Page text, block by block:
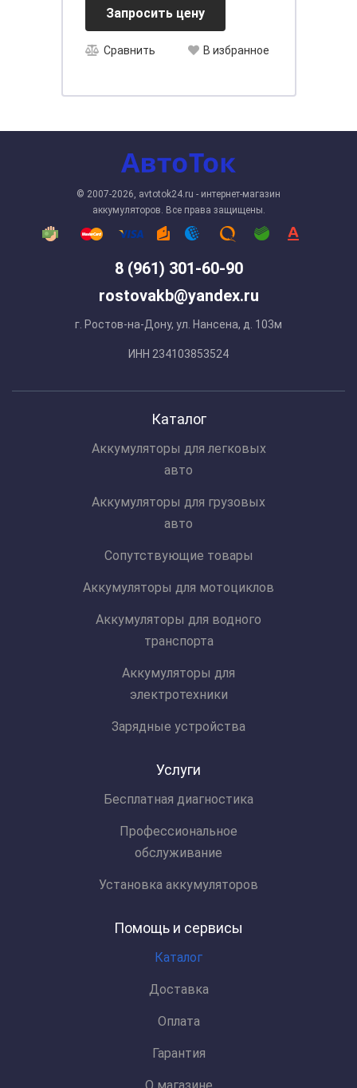
Запросить цену
Сравнить В избранное
8 (961) 301-60-90
rostovakb@yandex.ru
г. Ростов-на-Дону, ул. Нансена, д. 103м
ИНН 234103853524
© 2007-2026, avtotok24.ru - интернет-магазин
аккумуляторов. Все права защищены.
Каталог
Аккумуляторы для легковых
авто
Аккумуляторы для грузовых
авто
Сопутствующие товары
Аккумуляторы для мотоциклов
Аккумуляторы для водного
транспорта
Аккумуляторы для
электротехники
Зарядные устройства
Услуги
Бесплатная диагностика
Профессиональное
обслуживание
Установка аккумуляторов
Помощь и сервисы
Каталог
Доставка
Оплата
Гарантия